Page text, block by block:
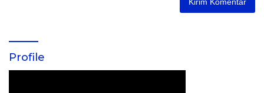
Profile